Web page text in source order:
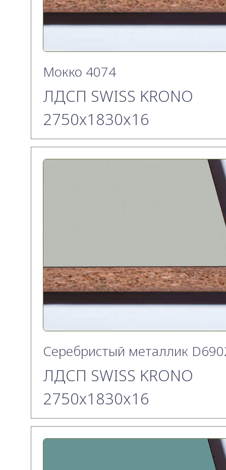
Мокко 4074
ЛДСП SWISS KRONO
2750х1830x16
Серебристый металлик
ЛДСП SWISS KRONO
2750х1830x16